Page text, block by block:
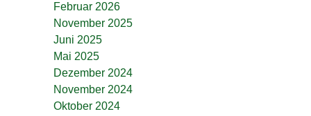
Februar 2026
November 2025
Juni 2025
Mai 2025
Dezember 2024
November 2024
Oktober 2024